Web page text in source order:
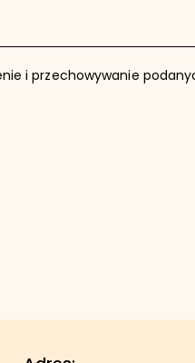
i przechowywanie